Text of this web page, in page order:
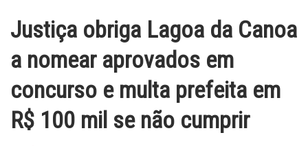
Justiça obriga Lagoa da Canoa
a nomear aprovados em
concurso e multa prefeita em
R$ 100 mil se não cumprir